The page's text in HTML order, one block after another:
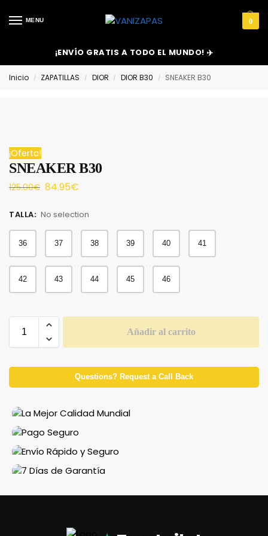
MENU 0
¡ENVÍO GRATIS A TODO EL MUNDO! ✈️
Inicio / ZAPATILLAS / DIOR / DIOR B30 / SNEAKER B30
¡Oferta!
SNEAKER B30
125.00€ 84.95€
TALLA: No selection
36 37 38 39 40 41
42 43 44 45 46
Añadir al carrito
Questions? Request a Call Back